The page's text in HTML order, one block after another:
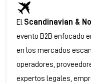
El Scandinavian &
evento B2B enfocado
en los mercados
operadores,
expertos legales,